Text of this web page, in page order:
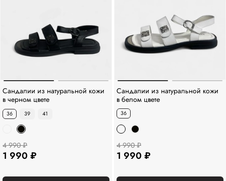
Сандалии из натуральной кожи
в черном цвете
36 39 41
4 990 ₽
1 990 ₽
Сандалии из натуральной кожи
в белом цвете
36
4 990 ₽
1 990 ₽